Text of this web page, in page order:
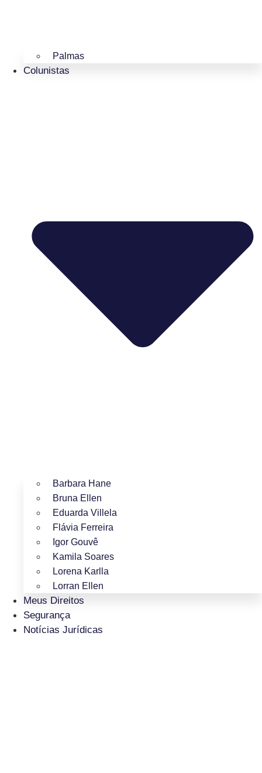
Palmas
Colunistas
Barbara Hane
Bruna Ellen
Eduarda Villela
Flávia Ferreira
Igor Gouvê
Kamila Soares
Lorena Karlla
Lorran Ellen
Meus Direitos
Segurança
Notícias Jurídicas